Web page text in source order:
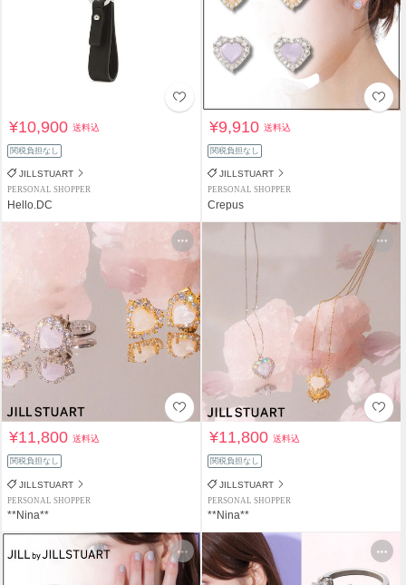
¥10,900送料込
関税負担なし
JILLSTUART
PERSONAL SHOPPER
Hello.DC
¥9,910送料込
関税負担なし
JILLSTUART
PERSONAL SHOPPER
Crepus
¥11,800送料込
関税負担なし
JILLSTUART
PERSONAL SHOPPER
**Nina**
¥11,800送料込
関税負担なし
JILLSTUART
PERSONAL SHOPPER
**Nina**